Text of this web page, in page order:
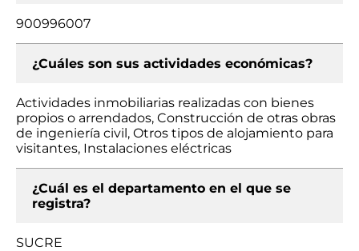
900996007
¿Cuáles son sus actividades económicas?
Actividades inmobiliarias realizadas con bienes
propios o arrendados, Construcción de otras obras
de ingeniería civil, Otros tipos de alojamiento para
visitantes, Instalaciones eléctricas
¿Cuál es el departamento en el que se
registra?
SUCRE